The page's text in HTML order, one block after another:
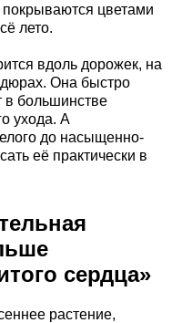
цветами
лето.
вдоль дорожек, на
Она быстро
в большинстве
ухода. А
до насыщенно-
её практически в
сердца»
растение,